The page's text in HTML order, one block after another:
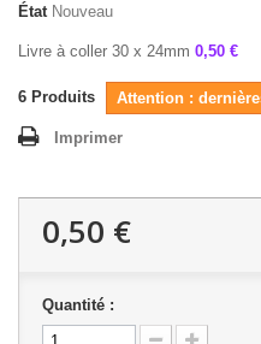
État Nouveau
Livre à coller 30 x 24mm 0,50 €
6 Produits Attention :
Imprimer
0,50 €
Quantité :